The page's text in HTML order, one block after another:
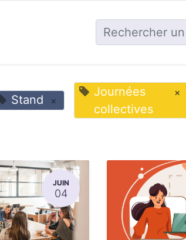
Stand ×
Journées
collectives
×
JUIN
04